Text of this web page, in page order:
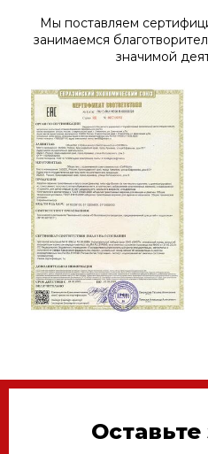
Мы поставляем
занимаемся
значимой
Оставьте